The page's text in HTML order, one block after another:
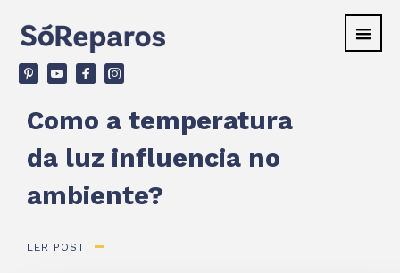
v ù F d
Como a temperatura
da luz influencia no
ambiente?
LER POST